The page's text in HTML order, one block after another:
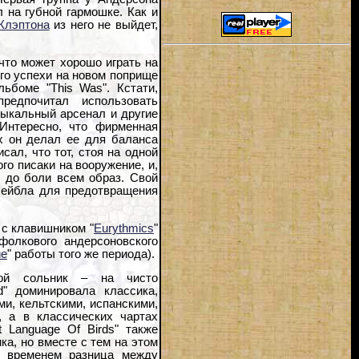
губной гармошке. Как и
из него не выйдет,
может хорошо играть на
успехи на новом поприще
"This Was". Кстати,
использовать
арсенал и другие
что фирменная
он делал ее для баланса
что тот, стоя на одной
писаки на вооружение, и,
до боли всем образ. Свой
для предотвращения
клавишником "Eurythmics"
андерсоновского
" работы того же периода).
сольник – на чисто
доминировала классика,
кельтскими, испанскими,
а в классических чартах
Language Of Birds" также
но вместе с тем на этом
разница между